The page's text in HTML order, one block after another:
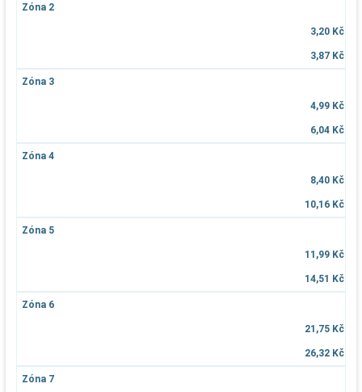
Zóna 2
3,20 Kč
3,87 Kč
Zóna 3
4,99 Kč
6,04 Kč
Zóna 4
8,40 Kč
10,16 Kč
Zóna 5
11,99 Kč
14,51 Kč
Zóna 6
21,75 Kč
26,32 Kč
Zóna 7